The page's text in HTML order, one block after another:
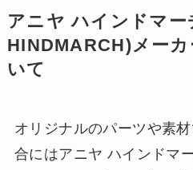
アニヤ ハインドマー
HINDMARCH)メー
いて
オリジナルのパーツや素
合にはアニヤ ハインドマ